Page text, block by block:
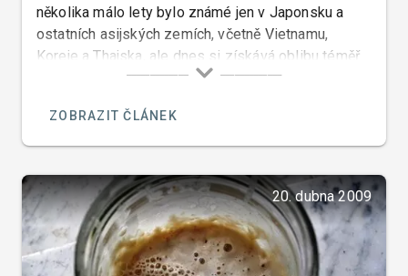
několika málo lety bylo známé jen v Japonsku a
ostatních asijských zemích, včetně Vietnamu,
Koreje a Thajska, ale dnes si získává oblibu téměř
po celém světě a dokonce i v České republice.
ZOBRAZIT ČLÁNEK
20. dubna 2009